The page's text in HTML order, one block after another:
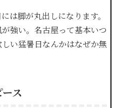
は脚が丸出しになります。
強い。名古屋って基本いつ
い猛暑日なんかはなぜか無
ス